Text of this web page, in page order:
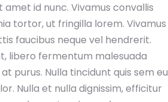
id nunc. Vivamus convallis
tortor, ut fringilla lorem. Vivamus
faucibus neque vel hendrerit.
libero fermentum malesuada
purus. Nulla tincidunt quis sem eu
Nulla et nulla dignissim, efficitur